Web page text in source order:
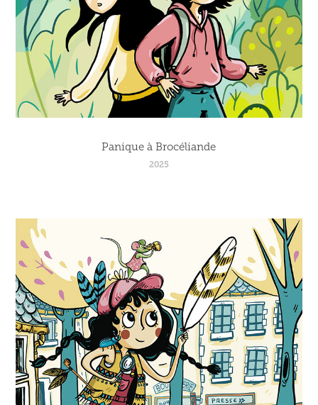
Panique à Brocéliande
2025